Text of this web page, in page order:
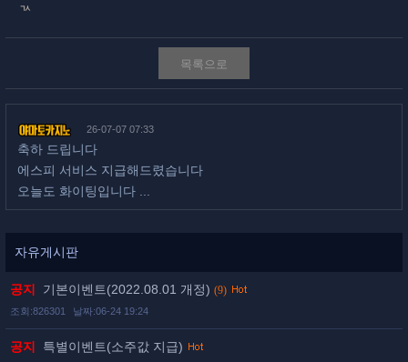
ㄳ
목록으로
26-07-07 07:33
축하 드립니다
에스피 서비스 지급해드렸습니다
오늘도 화이팅입니다 ...
자유게시판
공지 기본이벤트(2022.08.01 개정) (9)
조회:826301 날짜:06-24 19:24
공지 특별이벤트(소주값 지급)